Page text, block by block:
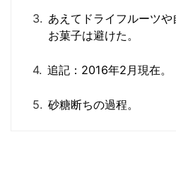
あえてドライフルーツ
お菓子は避けた。
追記：2016年2月現在。
砂糖断ちの過程。